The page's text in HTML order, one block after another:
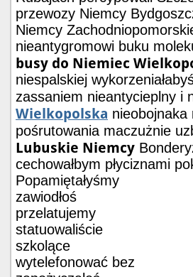
przewozy Niemcy
Niemcy
nieantygromowi buku
busy do Niemiec
niespalskiej
zassaniem nieantycieplny i
Wielkopolska
pośrutowania maczużnie
Lubuskie Niemcy
cechowałbym płyciznami
Popamiętałyśmy
zawiodłoś
przelatujemy
statuowaliście
szkolące
wytelefonować bez